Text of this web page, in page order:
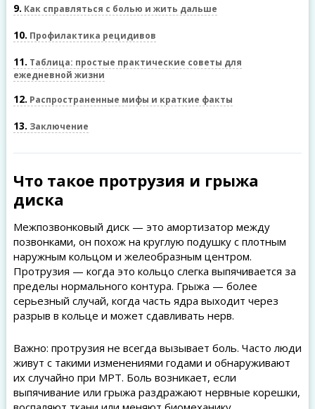
9 Как справляться с болью и жить дальше
10 Профилактика рецидивов
11 Таблица: простые практические советы для
ежедневной жизни
12 Распространенные мифы и краткие факты
13 Заключение
Что такое протрузия и грыжа
диска
Межпозвонковый диск — это амортизатор между
позвонками, он похож на круглую подушку с плотным
наружным кольцом и желеобразным центром.
Протрузия — когда это кольцо слегка выпячивается за
пределы нормального контура. Грыжа — более
серьезный случай, когда часть ядра выходит через
разрыв в кольце и может сдавливать нерв.
Важно: протрузия не всегда вызывает боль. Часто люди
живут с такими изменениями годами и обнаруживают
их случайно при МРТ. Боль возникает, если
выпячивание или грыжа раздражают нервные корешки,